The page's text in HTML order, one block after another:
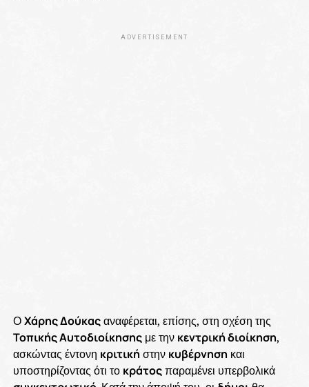
ADVERTISEMENT
ΟΧάρης Δούκαςαναφέρεται, επίσης, στη σχέση της
Τοπικής Αυτοδιοίκησηςμε την κεντρική διοίκηση,
ασκώντας έντονη κριτική στην κυβέρνηση και
υποστηρίζοντας ότι το κράτοςπαραμένει υπερβολικά